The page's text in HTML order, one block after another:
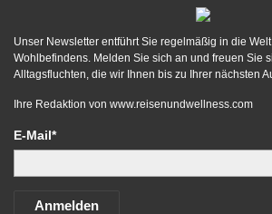
Unser Newsletter entführt Sie regelmäßig in die
Wohlbefindens. Melden Sie sich an und freuen Sie
Alltagsfluchten, die wir Ihnen bis zu Ihrer nächsten
Ihre Redaktion von www.reisenundwellness.com
E-Mail*
Anmelden